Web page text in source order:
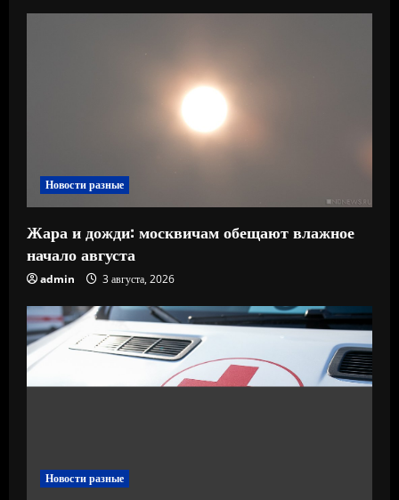
Новости разные
Жара и дожди: москвичам обещают влажное
начало августа
admin 3 августа, 2026
Новости разные